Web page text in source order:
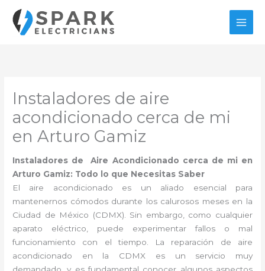
contenido
Instaladores de aire
acondicionado cerca de mi
en Arturo Gamiz
Instaladores de Aire Acondicionado cerca de mi en
Arturo Gamiz: Todo lo que Necesitas Saber
El aire acondicionado es un aliado esencial para
mantenernos cómodos durante los calurosos meses en la
Ciudad de México (CDMX). Sin embargo, como cualquier
aparato eléctrico, puede experimentar fallos o mal
funcionamiento con el tiempo. La reparación de aire
acondicionado en la CDMX es un servicio muy